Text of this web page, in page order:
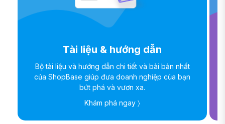
Tài liệu & hướng dẫn
Bộ tài liệu và hướng dẫn chi tiết và bài bản nhất
của ShopBase giúp đưa doanh nghiệp của bạn
bứt phá và vươn xa.
Khám phá ngay 〉